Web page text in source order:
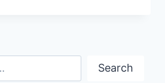
Search